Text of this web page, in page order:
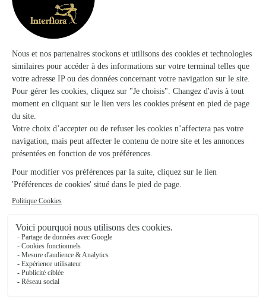
Bourbonne les Bains
★★★★4.9 (44)
27, rue Daprey Blache
Voir la boutique
L’eveil des Sens
Val de Meuse
Voir la boutique